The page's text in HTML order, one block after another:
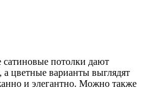
потолки дают
цветные варианты выглядят
и элегантно. Можно также